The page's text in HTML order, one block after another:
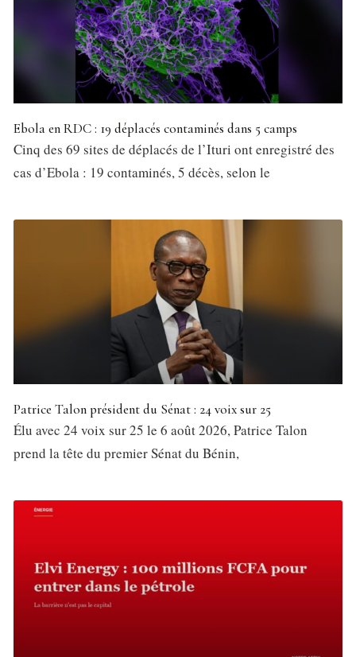
Ebola en RDC : 19 déplacés contaminés dans 5 camps
Cinq des 69 sites de déplacés de l’Ituri ont enregistré des
cas d’Ebola : 19 contaminés, 5 décès, selon le
Patrice Talon président du Sénat : 24 voix sur 25
Élu avec 24 voix sur 25 le 6 août 2026, Patrice Talon
prend la tête du premier Sénat du Bénin,